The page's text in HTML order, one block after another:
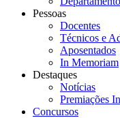
Pessoas
Docentes
Técnicos e
Aposentados
In Memoriam
Destaques
Notícias
Premiações
Concursos